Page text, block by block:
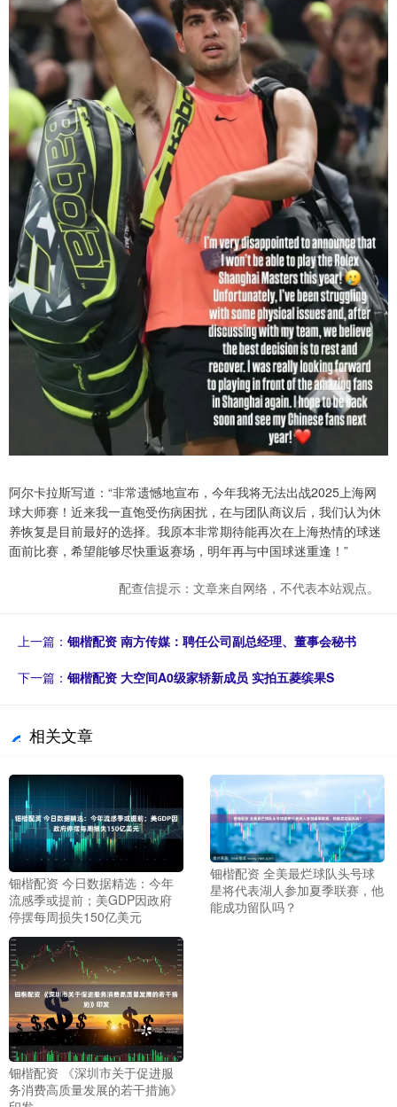
阿尔卡拉斯写道：“非常遗憾地宣布，今年我将无法出战2025上海网
球大师赛！近来我一直饱受伤病困扰，在与团队商议后，我们认为休
养恢复是目前最好的选择。我原本非常期待能再次在上海热情的球迷
面前比赛，希望能够尽快重返赛场，明年再与中国球迷重逢！”
配查信提示：文章来自网络，不代表本站观点。
上一篇： 钿楷配资 南方传媒：聘任公司副总经理、董事会秘书
下一篇： 钿楷配资 大空间A0级家轿新成员 实拍五菱缤果S
相关文章
钿楷配资 今日数据精选：今年
流感季或提前；美GDP因政府
停摆每周损失150亿美元
钿楷配资 全美最烂球队头号球
星将代表湖人参加夏季联赛，他
能成功留队吗？
钿楷配资 《深圳市关于促进服
务消费高质量发展的若干措施》